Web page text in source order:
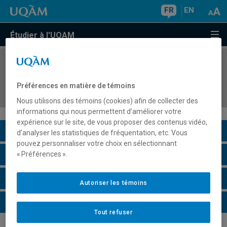
FR EN
Étudier à l'UQAM
COURS//
sociétés arabes
Description du cours
Horaire - Été 2026
Horaire - Automne 2026
Horaire - Hiver 2027
Préférences en matière de témoins
Nous utilisons des témoins (cookies) afin de collecter des
informations qui nous permettent d’améliorer votre
expérience sur le site, de vous proposer des contenus vidéo,
d’analyser les statistiques de fréquentation, etc. Vous
pouvez personnaliser votre choix en sélectionnant
« Préférences ».
Tout refuser
Autoriser les témoins